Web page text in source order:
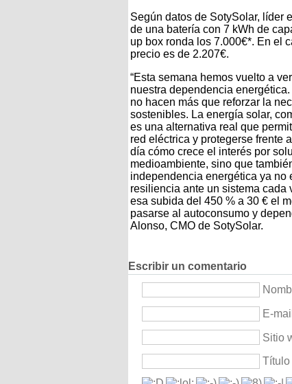
Según datos de SotySolar, líder
de una batería con 7 kWh de
up box ronda los 7.000€*. En el
precio es de 2.207€.
“Esta semana hemos vuelto a
nuestra dependencia
no hacen más que reforzar la
sostenibles. La energía solar,
es una alternativa real que
red eléctrica y protegerse frente
día cómo crece el interés por
medioambiente, sino que
independencia energética ya no
resiliencia ante un sistema cada
esa subida del 450 % a 30 € el
pasarse al autoconsumo y
Alonso, CMO de SotySolar.
Escribir un comentario
E-mail
Sitio
Título